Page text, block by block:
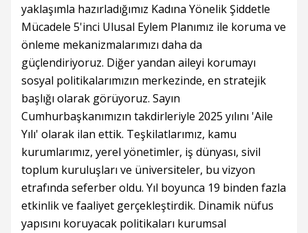
yaklaşımla hazırladığımız Kadına Yönelik Şiddetle
Mücadele 5'inci Ulusal Eylem Planımız ile koruma ve
önleme mekanizmalarımızı daha da
güçlendiriyoruz. Diğer yandan aileyi korumayı
sosyal politikalarımızın merkezinde, en stratejik
başlığı olarak görüyoruz. Sayın
Cumhurbaşkanımızın takdirleriyle 2025 yılını 'Aile
Yılı' olarak ilan ettik. Teşkilatlarımız, kamu
kurumlarımız, yerel yönetimler, iş dünyası, sivil
toplum kuruluşları ve üniversiteler, bu vizyon
etrafında seferber oldu. Yıl boyunca 19 binden fazla
etkinlik ve faaliyet gerçekleştirdik. Dinamik nüfus
yapısını koruyacak politikaları kurumsal